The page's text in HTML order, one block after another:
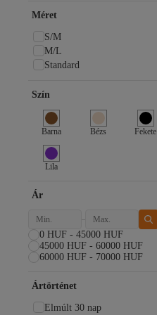
Méret
S/M
M/L
Standard
Szín
Barna Bézs Fekete
Lila
Ár
0 HUF - 45000 HUF
45000 HUF - 60000 HUF
60000 HUF - 70000 HUF
Ártörténet
Elmúlt 30 nap